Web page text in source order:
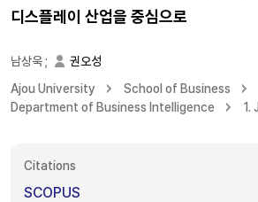
디스플레이 산업을 중심으로
남상욱;
권오성
Ajou University
School of Business
Department of Business Intelligence
1.
Citations
SCOPUS